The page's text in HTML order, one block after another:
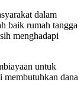
dalam
baik rumah tangga
menghadapi
untuk
membutuhkan dana